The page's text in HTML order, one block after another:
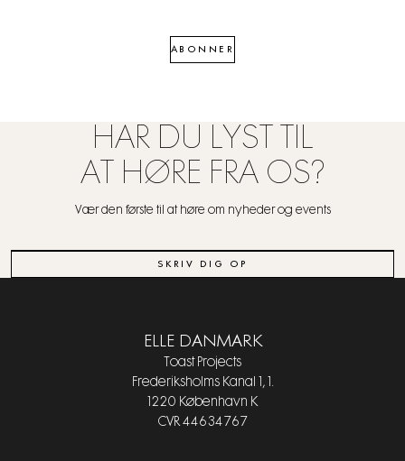
ABONNER
HAR DU LYST TIL
AT HØRE FRA OS?
Vær den første til at høre om nyheder og events
SKRIV DIG OP
ELLE DANMARK
Toast Projects
Frederiksholms Kanal 1, 1.
1220 København K
CVR 44634767